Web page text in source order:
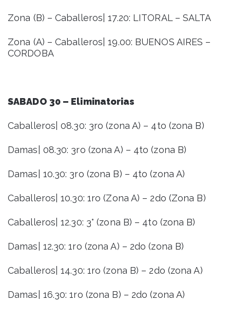
Zona (B) – Caballeros| 17.20: LITORAL – SALTA
Zona (A) – Caballeros| 19.00: BUENOS AIRES –
CORDOBA
SABADO 30 – Eliminatorias
Caballeros| 08.30: 3ro (zona A) – 4to (zona B)
Damas| 08.30: 3ro (zona A) – 4to (zona B)
Damas| 10.30: 3ro (zona B) – 4to (zona A)
Caballeros| 10.30: 1ro (Zona A) – 2do (Zona B)
Caballeros| 12.30: 3° (zona B) – 4to (zona B)
Damas| 12.30: 1ro (zona A) – 2do (zona B)
Caballeros| 14.30: 1ro (zona B) – 2do (zona A)
Damas| 16.30: 1ro (zona B) – 2do (zona A)